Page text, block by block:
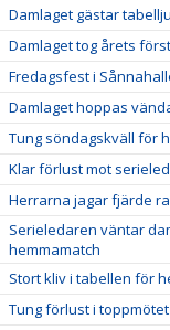
Damlaget gästar
Damlaget tog årets
Fredagsfest i
Damlaget hoppas
Tung söndagskväll för
Klar förlust mot
Herrarna jagar fjärde
Serieledaren väntar
hemmamatch
Stort kliv i tabellen för
Tung förlust i